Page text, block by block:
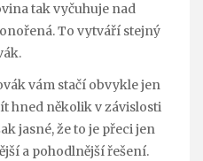
tak vyčuhuje nad
To vytváří stejný
vám stačí obvykle jen
hned několik v závislosti
jasné, že to je přeci jen
a pohodlnější řešení.